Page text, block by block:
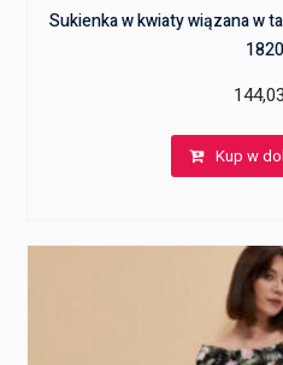
Sukienka w kwiaty wiązana w
144,03
Kup w